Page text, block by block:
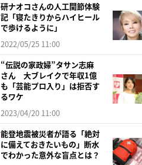
研ナオコさんの人工関節体験
記「寝たきりからハイヒール
で歩けるように」
2022/05/25 11:00
“伝説の家政婦”タサン志麻
さん 大ブレイクで年収1億
も「芸能プロ入り」は拒否す
るワケ
2023/04/20 11:00
能登地震被災者が語る「絶対
に備えておきたいもの」断水
でわかった意外な盲点とは？